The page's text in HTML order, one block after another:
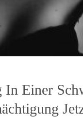
In Einer